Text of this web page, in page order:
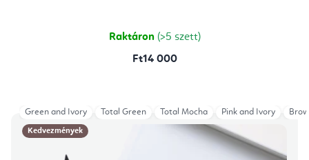
Raktáron (>5 szett)
Ft14 000
Kedvezmények
Green and Ivory Total Green Total Mocha Pink and Ivory